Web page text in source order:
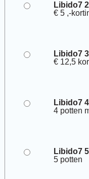
Libido7
€ 5 ,-
Libido7
€ 12,5
Libido7
4 potten
Libido7
5 potten